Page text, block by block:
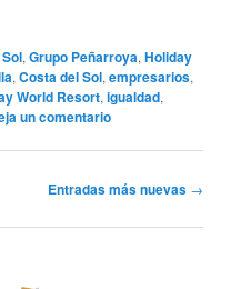
,Grupo Peñarroya,Holiday
,Costa del Sol,empresarios,
World Resort,igualdad,
un comentario
Entradas más nuevas →